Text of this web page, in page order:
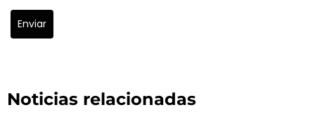
Enviar
Noticias relacionadas